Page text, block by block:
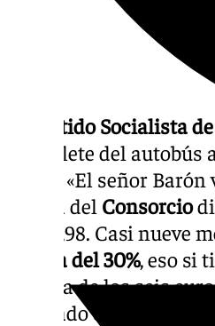
Partido Socialista
del billete del autobús
enero. «El señor
tarjeta del Consorcio
viaje 1,98. Casi nueve
subida del 30%, eso si
encima de los seis
señalado el secretario